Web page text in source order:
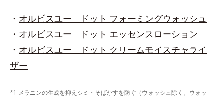
・ オルビスユー ドット フォーミングウォッシュ
・ オルビスユー ドット エッセンスローション
・ オルビスユー ドット クリームモイスチャライ
ザー
*1 メラニンの生成を抑えシミ・そばかすを防ぐ（ウォッシュ除く。ウォッ